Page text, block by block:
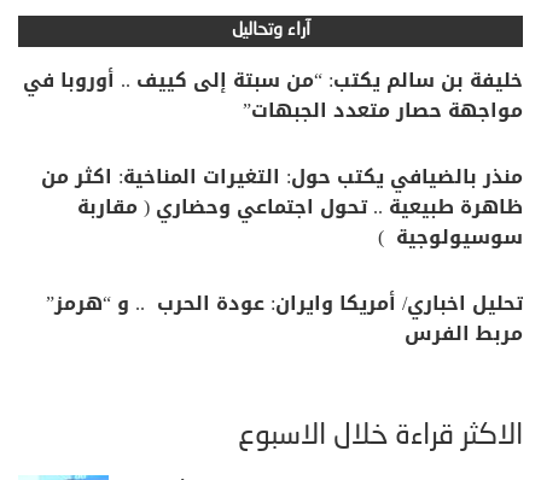
آراء وتحاليل
خليفة بن سالم يكتب: “من سبتة إلى كييف .. أوروبا في
مواجهة حصار متعدد الجبهات”
منذر بالضيافي يكتب حول: التغيرات المناخية: اكثر من
ظاهرة طبيعية .. تحول اجتماعي وحضاري ( مقاربة
سوسيولوجية )
تحليل اخباري/ أمريكا وايران: عودة الحرب .. و “هرمز”
مربط الفرس
الأكثر قراءة خلال الأسبوع